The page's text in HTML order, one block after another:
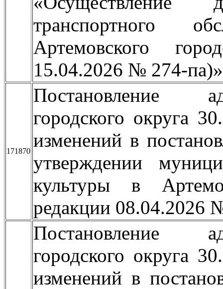
транспортного
Артемовского
15.04.2026 № 274-па)»
171870
Постановление
городского округа
изменений в
утверждении
культуры в
редакции 08.04.2026
Постановление
городского округа
изменений в